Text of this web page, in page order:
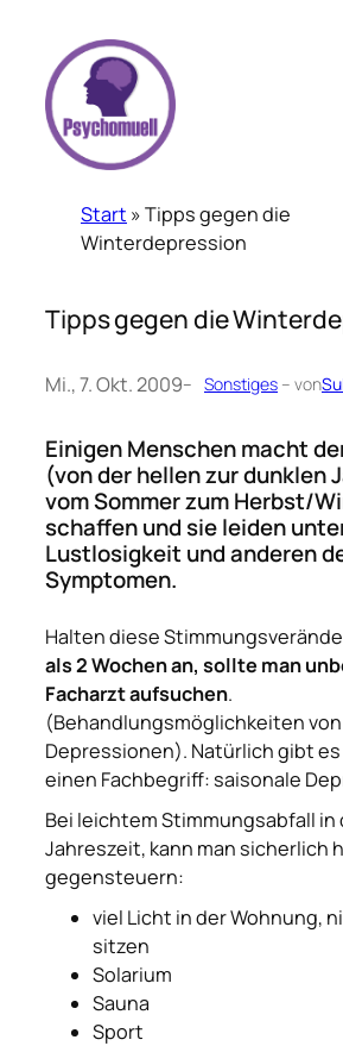
springen
Start »Tipps gegen die
Winterdepression
Tipps gegen die
Mi., 7. Okt. 2009– Sonstiges – von
Einigen Menschen macht
(von der hellen zur dunklen
vom Sommer zum Herbst/
schaffen und sie leiden
Lustlosigkeit und anderen
Symptomen.
Halten diese
als 2 Wochen an, sollte man
Facharzt aufsuchen.
(Behandlungsmöglichkeiten von
Depressionen). Natürlich gibt
einen Fachbegriff: saisonale
Bei leichtemStimmungsabfall in
Jahreszeit, kann man sicherlich
gegensteuern:
viel Licht in der Wohnung,
sitzen
Solarium
Sauna
Sport